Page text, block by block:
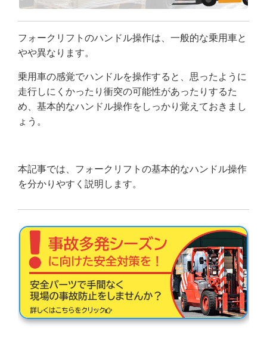
フォークリフトのハンドル操作は、一般的な乗用車と
やや異なります。
乗用車の感覚でハンドルを操作すると、思ったように
走行しにくかったり衝突の可能性があったりするた
め、基本的なハンドル操作をしっかり覚えておきまし
ょう。
本記事では、フォークリフトの基本的なハンドル操作
を分かりやすく説明します。